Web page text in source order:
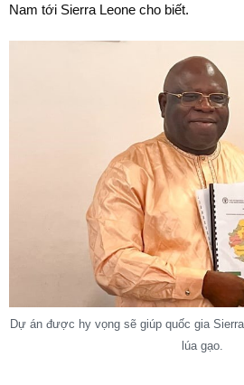
Nam tới Sierra Leone cho biết.
Dự án được hy vọng sẽ giúp quốc gia
lúa gạo.